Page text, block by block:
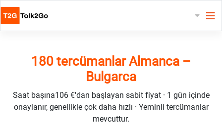
180 tercümanlar Almanca –
Bulgarca
Saat başına106 €'dan başlayan sabit fiyat · 1 gün içinde
onaylanır, genellikle çok daha hızlı · Yeminli tercümanlar
mevcuttur.